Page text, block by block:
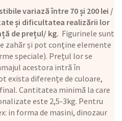
variază între 70 și 200 lei /
și dificultatea realizării lor
de prețul/ kg. Figurinele sunt
zahăr și pot conține elemente
speciale). Prețul lor se
acestora intră în
exista diferențe de culoare,
Cantitatea minimă la care
este 2,5-3kg. Pentru
in forma de masini, dinozaur